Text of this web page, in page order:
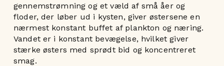
gennemstrømning og et væld af små åer og
floder, der løber ud i kysten, giver østersene en
nærmest konstant buffet af plankton og næring.
Vandet er i konstant bevægelse, hvilket giver
stærke østers med sprødt bid og koncentreret
smag.